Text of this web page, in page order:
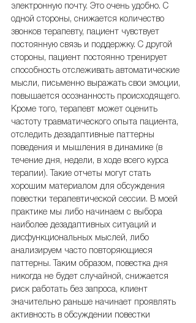
электронную почту. Это очень удобно. С
одной стороны, снижается количество
звонков терапевту, пациент чувствует
постоянную связь и поддержку. С другой
стороны, пациент постоянно тренирует
способность отслеживать автоматические
мысли, письменно выражать свои эмоции,
повышается осознанность происходящего.
Кроме того, терапевт может оценить
частоту травматического опыта пациента,
отследить дезадаптивные паттерны
поведения и мышления в динамике (в
течение дня, недели, в ходе всего курса
терапии). Такие отчеты могут стать
хорошим материалом для обсуждения
повестки терапевтической сессии. В моей
практике мы либо начинаем с выбора
наиболее дезадаптивных ситуаций и
дисфункциональных мыслей, либо
анализируем часто повторяющиеся
паттерны. Таким образом, повестка дня
никогда не будет случайной, снижается
риск работать без запроса, клиент
значительно раньше начинает проявлять
активность в обсуждении повестки